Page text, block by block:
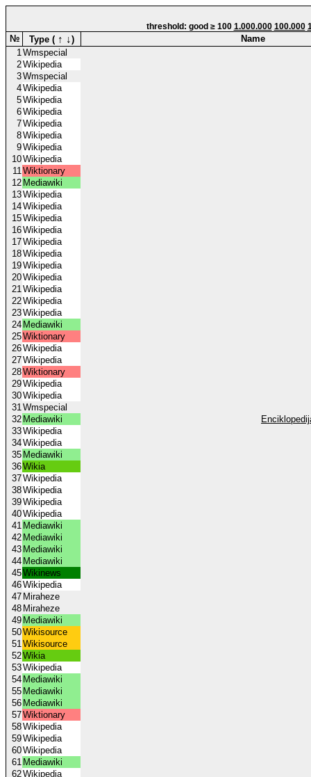
threshold: good ≥ 100 1.000.000 100.000
№ Type ( ↑ ↓)
Name
1Wmspecial
2Wikipedia
3Wmspecial
4Wikipedia
5Wikipedia
6Wikipedia
7Wikipedia
8Wikipedia
9Wikipedia
10Wikipedia
11Wiktionary
12 Mediawiki
13Wikipedia
14Wikipedia
15Wikipedia
16Wikipedia
17Wikipedia
18Wikipedia
19Wikipedia
20Wikipedia
21Wikipedia
22Wikipedia
23Wikipedia
24 Mediawiki
25Wiktionary
26Wikipedia
27Wikipedia
28Wiktionary
29Wikipedia
30Wikipedia
31Wmspecial
32 Mediawiki
33Wikipedia
34Wikipedia
35 Mediawiki
36Wikia
37Wikipedia
38Wikipedia
39Wikipedia
40Wikipedia
41 Mediawiki
42 Mediawiki
43 Mediawiki
44 Mediawiki
45Wikinews
46Wikipedia
47 Miraheze
48 Miraheze
49 Mediawiki
50Wikisource
51Wikisource
52Wikia
53Wikipedia
54 Mediawiki
55 Mediawiki
56 Mediawiki
57Wiktionary
58Wikipedia
59Wikipedia
60Wikipedia
61 Mediawiki
62Wikipedia